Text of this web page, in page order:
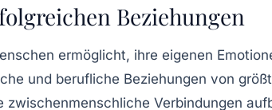
Beziehungen
ermöglicht, ihre eigenen
und berufliche Beziehungen von
Verbindungen